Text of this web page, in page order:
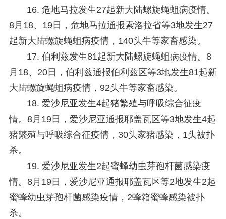
16. 危地马拉发生27起新大陆螺旋蝇蛆病疫情。
8月18、19日，危地马拉通报索洛拉省等3地发生27
起新大陆螺旋蝇蛆病疫情，140头牛等家畜感染。
17. 伯利兹发生81起新大陆螺旋蝇蛆病疫情。8
月18、20日，伯利兹通报伯利兹区等3地发生81起新
大陆螺旋蝇蛆病疫情，92头牛等家畜感染。
18. 爱沙尼亚发生4起猪繁殖与呼吸综合征疫
情。 8月19日，爱沙尼亚通报耶盖瓦区等3地发生4起
猪繁殖与呼吸综合征疫情，30头家猪感染，1头被扑
杀。
19. 爱沙尼亚发生2起蜜蜂幼虫芽孢杆菌感染疫
情。 8月19日，爱沙尼亚通报耶盖瓦区等2地发生2起
蜜蜂幼虫芽孢杆菌感染疫情，2蜂箱蜜蜂感染被扑
杀。